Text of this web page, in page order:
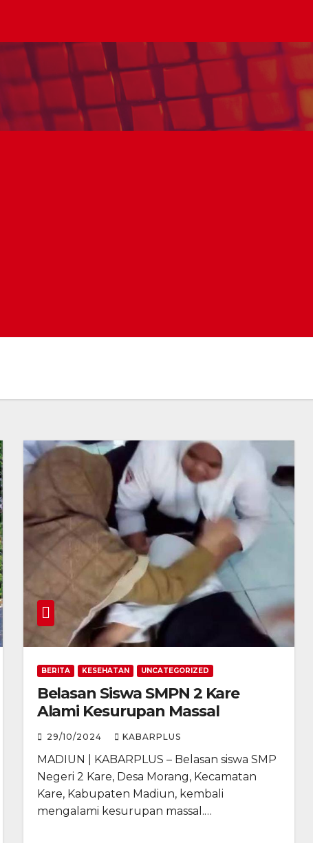
BERITA KESEHATAN UNCATEGORIZED
Belasan Siswa SMPN 2 Kare
Alami Kesurupan Massal
29/10/2024 KABARPLUS
MADIUN | KABARPLUS – Belasan siswa SMP
Negeri 2 Kare, Desa Morang, Kecamatan
Kare, Kabupaten Madiun, kembali
mengalami kesurupan massal.…
Selamat